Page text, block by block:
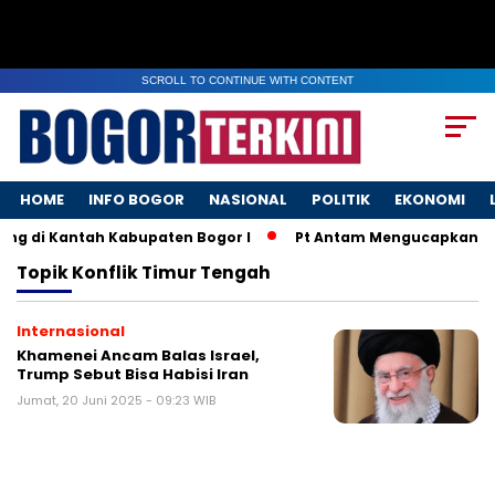
SCROLL TO CONTINUE WITH CONTENT
HOME INFO BOGOR NASIONAL POLITIK EKONOMI
di Kantah Kabupaten Bogor I Pt Antam Mengucapkan
TopikKonflik Timur Tengah
Internasional
Khamenei Ancam Balas Israel,
Trump Sebut Bisa Habisi Iran
Jumat, 20 Juni 2025 - 09:23 WIB